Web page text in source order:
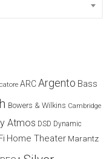
ARCArgento Bass
Bowers & Wilkins Cambridge
Atmos DSD Dynamic
Home Theater Marantz